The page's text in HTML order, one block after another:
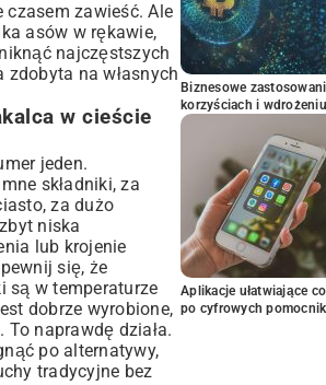
zawieść. Ale
asów w rękawie,
najczęstszych
zdobyta na własnych
w cieście
jeden.
składniki, za
za dużo
niska
lub krojenie
się, że
są w temperaturze
dobrze wyrobione,
To naprawdę działa.
po alternatywy,
tradycyjne bez
Biznesowe
korzyściach i wdrożeniu
Aplikacje ułatwiające
po cyfrowych